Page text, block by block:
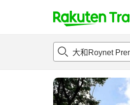
t
p
a
g
e
概况 客房及住宿套餐 评论